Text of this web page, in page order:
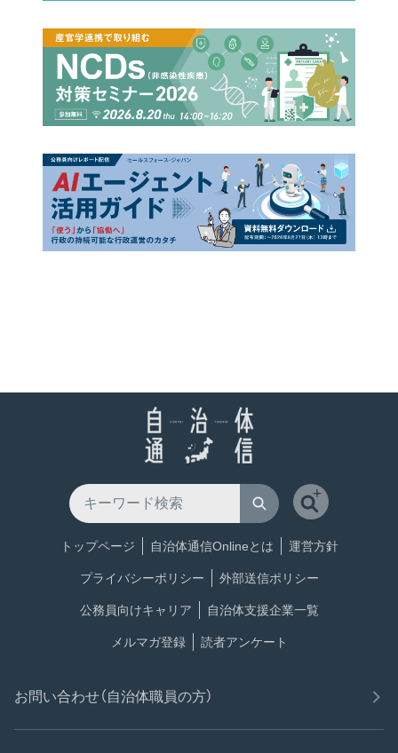
トップページ 自治体通信Onlineとは 運営方針
プライバシーポリシー 外部送信ポリシー
公務員向けキャリア 自治体支援企業一覧
メルマガ登録 読者アンケート
お問い合わせ（自治体職員の方）